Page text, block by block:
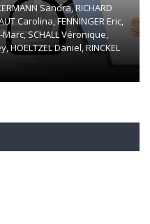
Sandra, RICHARD
Carolina, FENNINGER Eric,
Marc, SCHALL Véronique,
HOELTZEL Daniel, RINCKEL